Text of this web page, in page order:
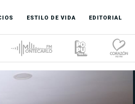
ESTILO DE VIDA EDITORIAL